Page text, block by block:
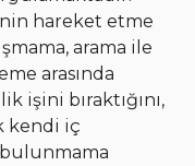
hareket etme
arama ile
arasında
işini bıraktığını,
kendi iç